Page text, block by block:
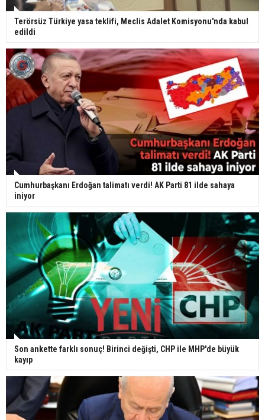
Terörsüz Türkiye yasa teklifi, Meclis Adalet Komisyonu'nda kabul
edildi
Cumhurbaşkanı Erdoğan talimatı verdi! AK Parti 81 ilde sahaya
iniyor
Son ankette farklı sonuç! Birinci değişti, CHP ile MHP'de büyük
kayıp